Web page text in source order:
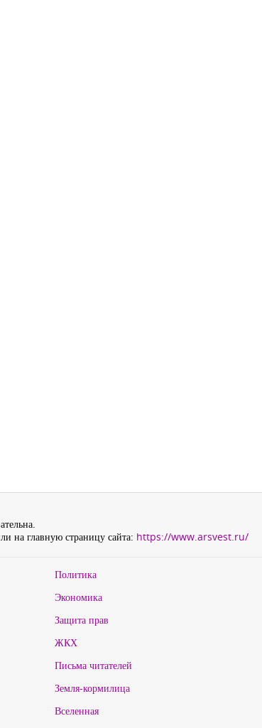
на главную страницу сайта: https://www.arsvest.ru/
Политика
Экономика
Защита прав
ЖКХ
Письма читателей
Земля-кормилица
Вселенная